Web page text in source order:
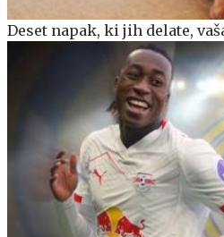
Deset napak, ki jih delate,